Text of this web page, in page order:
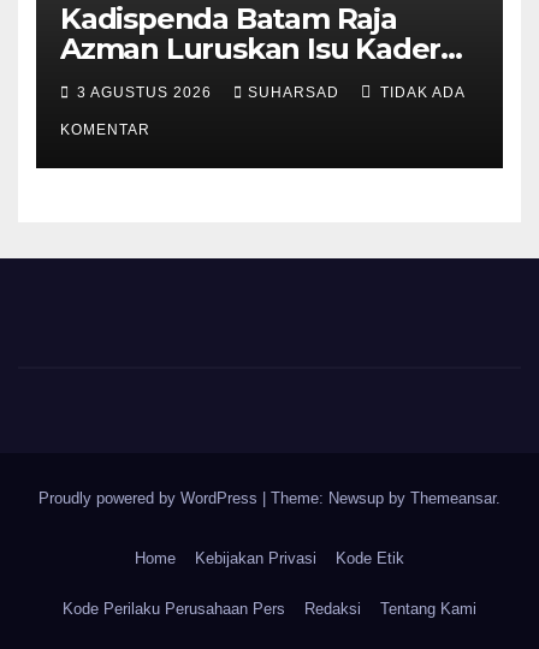
Kadispenda Batam Raja
Azman Luruskan Isu Kader
Pajak RT/RW: Bukan Petugas
Pajak Permanen, Hanya
Pendataan untuk Digitalisasi
hingga 2030
3 AGUSTUS 2026 SUHARSAD TIDAK ADA
KOMENTAR
Proudly powered by WordPress Theme: Newsup by Themeansar.
Home Kebijakan Privasi Kode Etik
Kode Perilaku Perusahaan Pers Redaksi Tentang Kami